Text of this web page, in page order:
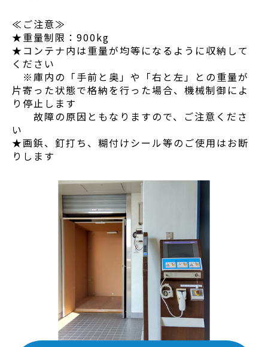
≪ご注意≫
★重量制限：900kg
★コンテナ内は重量が均等になるように収納して
ください
※庫内の「手前と奥」や「右と左」との重量が
片寄った状態で格納を行った場合、機械制御によ
り停止します
故障の原因ともなりますので、ご注意くださ
い
★画鋲、釘打ち、糊付けシール等のご使用はお断
りします